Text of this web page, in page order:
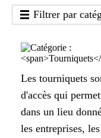
Filtrer par
Les tourniquets
d'accès qui
dans un lieu
les entreprises,